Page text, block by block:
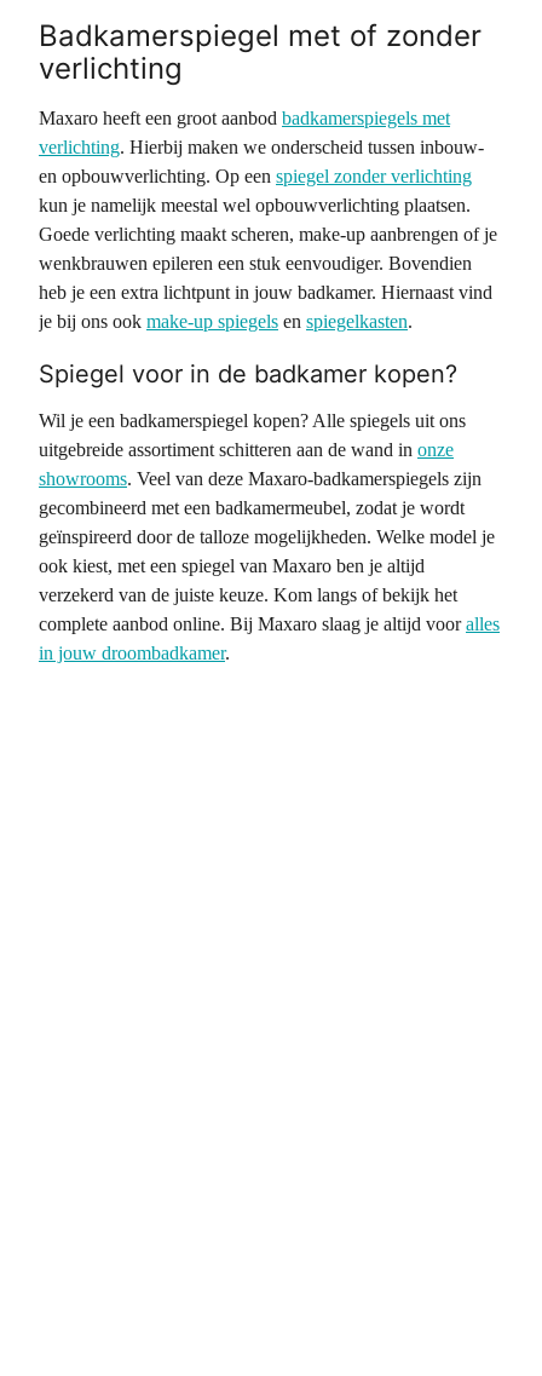
Badkamerspiegel met of zonder
verlichting
Maxaro heeft een groot aanbod badkamerspiegels met
verlichting. Hierbij maken we onderscheid tussen inbouw-
en opbouwverlichting. Op een spiegel zonder verlichting
kun je namelijk meestal wel opbouwverlichting plaatsen.
Goede verlichting maakt scheren, make-up aanbrengen of je
wenkbrauwen epileren een stuk eenvoudiger. Bovendien
heb je een extra lichtpunt in jouw badkamer. Hiernaast vind
je bij ons ook make-up spiegels en spiegelkasten.
Spiegel voor in de badkamer kopen?
Wil je een badkamerspiegel kopen? Alle spiegels uit ons
uitgebreide assortiment schitteren aan de wand in onze
showrooms. Veel van deze Maxaro-badkamerspiegels zijn
gecombineerd met een badkamermeubel, zodat je wordt
geïnspireerd door de talloze mogelijkheden. Welke model je
ook kiest, met een spiegel van Maxaro ben je altijd
verzekerd van de juiste keuze. Kom langs of bekijk het
complete aanbod online. Bij Maxaro slaag je altijd vooralles
in jouw droombadkamer.